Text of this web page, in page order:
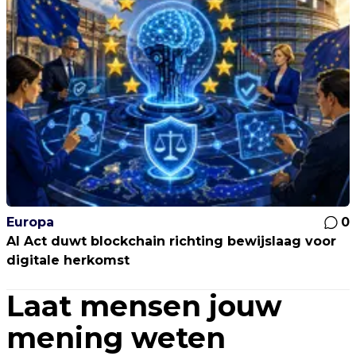
Europa
0
AI Act duwt blockchain richting bewijslaag voor
digitale herkomst
Laat mensen jouw
mening weten